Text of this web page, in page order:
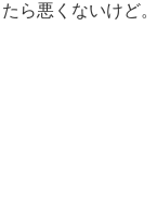
ら悪くないけど。